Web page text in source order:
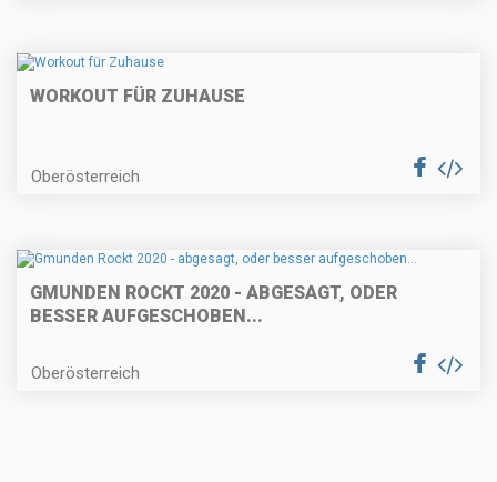
WORKOUT FÜR ZUHAUSE
Oberösterreich
GMUNDEN ROCKT 2020 - ABGESAGT, ODER
BESSER AUFGESCHOBEN...
Oberösterreich